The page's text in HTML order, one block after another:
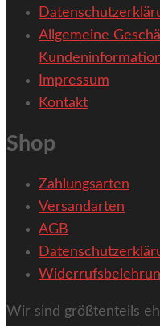
Allgemeine
Impressum
Kontakt
Shop
Zahlungsarten
Versandarten
AGB
Wir sind größtenteils